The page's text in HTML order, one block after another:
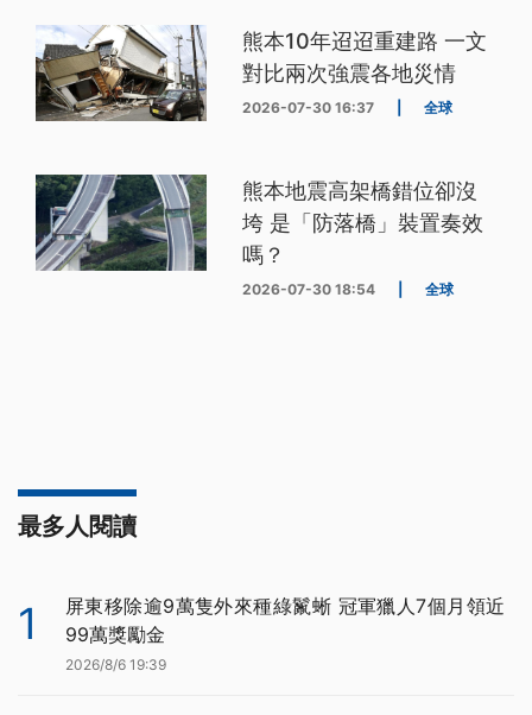
熊本10年迢迢重建路 一文
對比兩次強震各地災情
2026-07-30 16:37 全球
熊本地震高架橋錯位卻沒
垮 是「防落橋」裝置奏效
嗎？
2026-07-30 18:54 全球
最多人閱讀
1
屏東移除逾9萬隻外來種綠鬣蜥 冠軍獵人7個月領近
99萬獎勵金
2026/8/6 19:39